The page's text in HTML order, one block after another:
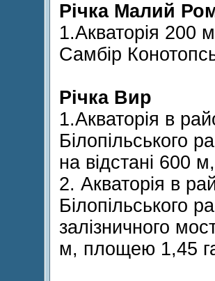
Річка Малий
1.Акваторія 200
Самбір
Річка Вир
1.Акваторія в
Білопільського
на відстані 600
2. Акваторія в
Білопільського
залізничного
м, площею 1,45